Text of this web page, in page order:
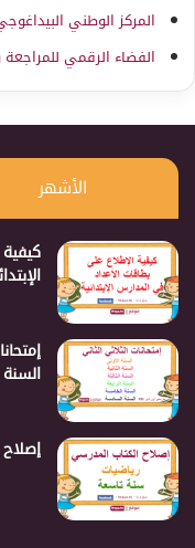
المركز الوطني
الفضاء الرقمي للمراجعة
الأشهر